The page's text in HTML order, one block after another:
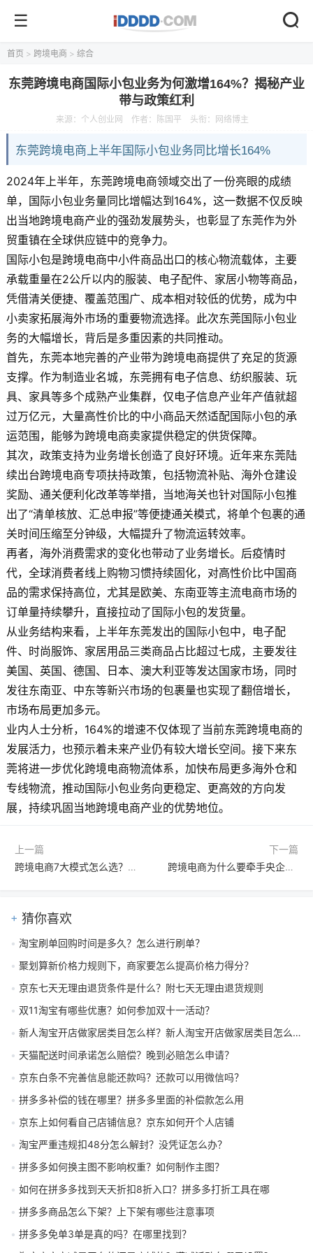
首页 > 跨境电商 > 综合
东莞跨境电商国际小包业务为何激增164%？揭秘产业
带与政策红利
来源： 个人创业网 作者：陈国平 头衔：网络博主
东莞跨境电商上半年国际小包业务同比增长164%
2024年上半年，东莞跨境电商领域交出了一份亮眼的成绩
单，国际小包业务量同比增幅达到164%，这一数据不仅反映
出当地跨境电商产业的强劲发展势头，也彰显了东莞作为外
贸重镇在全球供应链中的竞争力。
国际小包是跨境电商中小件商品出口的核心物流载体，主要
承载重量在2公斤以内的服装、电子配件、家居小物等商品，
凭借清关便捷、覆盖范围广、成本相对较低的优势，成为中
小卖家拓展海外市场的重要物流选择。此次东莞国际小包业
务的大幅增长，背后是多重因素的共同推动。
首先，东莞本地完善的产业带为跨境电商提供了充足的货源
支撑。作为制造业名城，东莞拥有电子信息、纺织服装、玩
具、家具等多个成熟产业集群，仅电子信息产业年产值就超
过万亿元，大量高性价比的中小商品天然适配国际小包的承
运范围，能够为跨境电商卖家提供稳定的供货保障。
其次，政策支持为业务增长创造了良好环境。近年来东莞陆
续出台跨境电商专项扶持政策，包括物流补贴、海外仓建设
奖励、通关便利化改革等举措，当地海关也针对国际小包推
出了“清单核放、汇总申报”等便捷通关模式，将单个包裹的通
关时间压缩至分钟级，大幅提升了物流运转效率。
再者，海外消费需求的变化也带动了业务增长。后疫情时
代，全球消费者线上购物习惯持续固化，对高性价比中国商
品的需求保持高位，尤其是欧美、东南亚等主流电商市场的
订单量持续攀升，直接拉动了国际小包的发货量。
从业务结构来看，上半年东莞发出的国际小包中，电子配
件、时尚服饰、家居用品三类商品占比超过七成，主要发往
美国、英国、德国、日本、澳大利亚等发达国家市场，同时
发往东南亚、中东等新兴市场的包裹量也实现了翻倍增长，
市场布局更加多元。
业内人士分析，164%的增速不仅体现了当前东莞跨境电商的
发展活力，也预示着未来产业仍有较大增长空间。接下来东
莞将进一步优化跨境电商物流体系，加快布局更多海外仓和
专线物流，推动国际小包业务向更稳定、更高效的方向发
展，持续巩固当地跨境电商产业的优势地位。
上一篇
跨境电商7大模式怎么选？一文读懂各自优势与痛点
下一篇
跨境电商为什么要牵手央企？揭秘双方合作背后的共赢逻辑
猜你喜欢
淘宝刷单回购时间是多久？怎么进行刷单？
聚划算新价格力规则下，商家要怎么提高价格力得分？
京东七天无理由退货条件是什么？附七天无理由退货规则
双11淘宝有哪些优惠？如何参加双十一活动？
新人淘宝开店做家居类目怎么样？新人淘宝开店做家居类目怎么赚钱
天猫配送时间承诺怎么赔偿？晚到必赔怎么申请？
京东白条不完善信息能还款吗？还款可以用微信吗？
拼多多补偿的钱在哪里？拼多多里面的补偿款怎么用
京东上如何看自己店铺信息？京东如何开个人店铺
淘宝严重违规扣48分怎么解封？没凭证怎么办？
拼多多如何换主图不影响权重？如何制作主图？
如何在拼多多找到天天折扣8折入口？拼多多打折工具在哪
拼多多商品怎么下架？上下架有哪些注意事项
拼多多免单3单是真的吗？在哪里找到？